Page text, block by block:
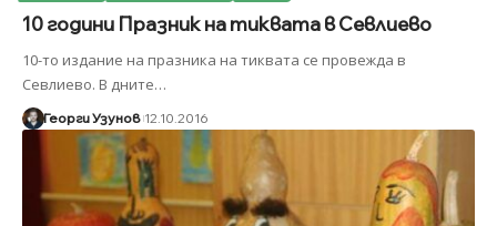
10 години Празник на тиквата в Севлиево
10-то издание на празника на тиквата се провежда в
Севлиево. В дните…
Георги Узунов 12.10.2016